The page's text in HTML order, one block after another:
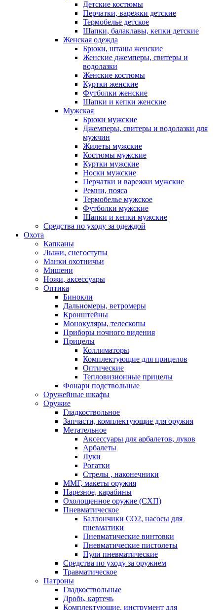
Детские костюмы
Перчатки, варежки детские
Термобелье детское
Шапки, балаклавы, кепки детские
Женская одежда
Брюки, штаны женские
Женские джемперы, свитеры и
водолазки
Женские костюмы
Куртки женские
Футболки женские
Шапки и кепки женские
Мужская
Брюки мужские
Джемперы, свитеры и водолазки для
мужчин
Жилеты мужские
Костюмы мужские
Куртки мужские
Носки мужские
Перчатки и варежки мужские
Ремни, пояса
Термобелье мужское
Футболки мужские
Шапки и кепки мужские
Средства по уходу за одеждой
Охота
Капканы
Лыжи, снегоступы
Манки охотничьи
Мишени
Ножи, аксессуары
Оптика
Бинокли
Дальномеры, ветромеры
Кронштейны
Монокуляры, телескопы
Приборы ночного видения
Прицелы
Коллиматоры
Комплектующие для прицелов
Оптические
Тепловизионные прицелы
Фонари подствольные
Оружейные шкафы
Оружие
Гладкоствольное
Запчасти, комплектующие для оружия
Метательное
Аксессуары для арбалетов, луков
Арбалеты
Луки
Рогатки
Стрелы , наконечники
ММГ, макеты оружия
Нарезное, карабины
Охолощенное оружие (СХП)
Пневматическое
Баллончики СО2, насосы для
пневматики
Пневматические винтовки
Пневматические пистолеты
Пули пневматические
Средства по уходу за оружием
Травматическое
Патроны
Гладкоствольные
Дробь, картечь
Комплектующие, инструмент для